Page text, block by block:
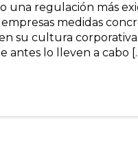
una regulación más
medidas
su cultura
antes lo lleven a cabo